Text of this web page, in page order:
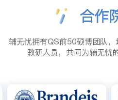
合作
辅无忧拥有QS前50硕博团队
教研人员，共同为辅无忧